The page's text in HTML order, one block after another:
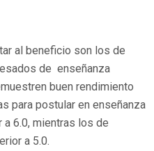
al beneficio son los de
de enseñanza
buen rendimiento
para postular en enseñanza
6.0, mientras los de
a 5.0.